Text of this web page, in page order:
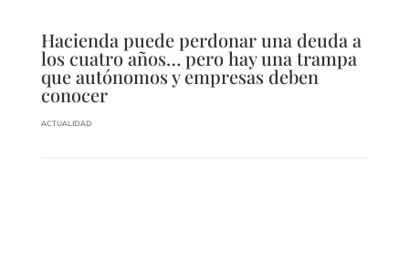
Hacienda puede perdonar una deuda a
los cuatro años… pero hay una trampa
que autónomos y empresas deben
conocer
ACTUALIDAD